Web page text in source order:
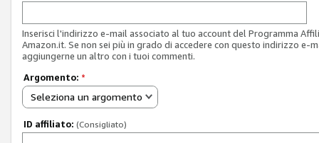
Inserisci l'indirizzo e-mail associato al tuo account del Programma
Amazon.it. Se non sei più in grado di accedere con questo indirizzo e-
aggiungerne un altro con i tuoi commenti.
Argomento: *
Seleziona un argomento
ID affiliato: (Consigliato)